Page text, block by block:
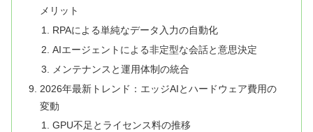
メリット
RPAによる単純なデータ入力の自動化
AIエージェントによる非定型な会話と意思決定
メンテナンスと運用体制の統合
2026年最新トレンド：エッジAIとハードウェア費用の
変動
GPU不足とライセンス料の推移